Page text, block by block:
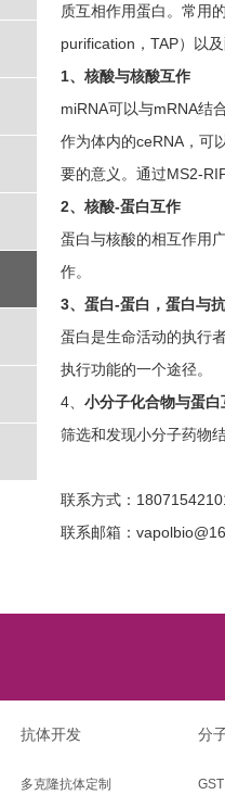
质互相作用蛋白。常用
purification，TAP）以及
1、核酸与核酸互作
miRNA可以与mRNA结
作为体内的ceRNA，可
要的意义。通过MS2-
2、核酸-蛋白互作
蛋白与核酸的相互作用
作。
3、蛋白-蛋白，蛋白与
蛋白是生命活动的执行
执行功能的一个途径。
4、 小分子化合物与蛋白
筛选和发现小分子药物
联系方式：
联系邮箱：
抗体开发
多克隆抗体定制
分